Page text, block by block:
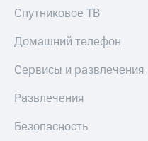
Спутниковое ТВ
Домашний телефон
Сервисы и развлечения
Развлечения
Безопасность